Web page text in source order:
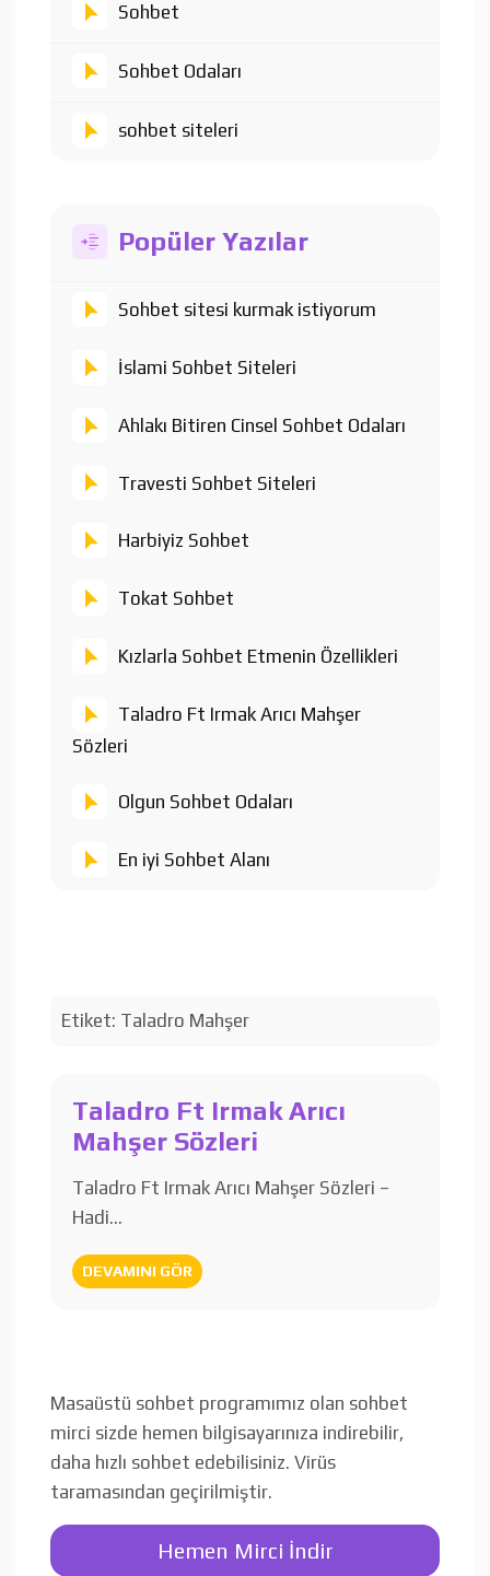
Sohbet
Sohbet Odaları
sohbet siteleri
Popüler Yazılar
Sohbet sitesi kurmak istiyorum
İslami Sohbet Siteleri
Ahlakı Bitiren Cinsel Sohbet Odaları
Travesti Sohbet Siteleri
Harbiyiz Sohbet
Tokat Sohbet
Kızlarla Sohbet Etmenin Özellikleri
Taladro Ft Irmak Arıcı Mahşer
Sözleri
Olgun Sohbet Odaları
En iyi Sohbet Alanı
Etiket: Taladro Mahşer
Taladro Ft Irmak Arıcı
Mahşer Sözleri
Taladro Ft Irmak Arıcı Mahşer Sözleri –
Hadi…
DEVAMINI GÖR
Masaüstü sohbet programımız olan sohbet
mirci sizde hemen bilgisayarınıza indirebilir,
daha hızlı sohbet edebilisiniz. Virüs
taramasından geçirilmiştir.
Hemen Mirci İndir